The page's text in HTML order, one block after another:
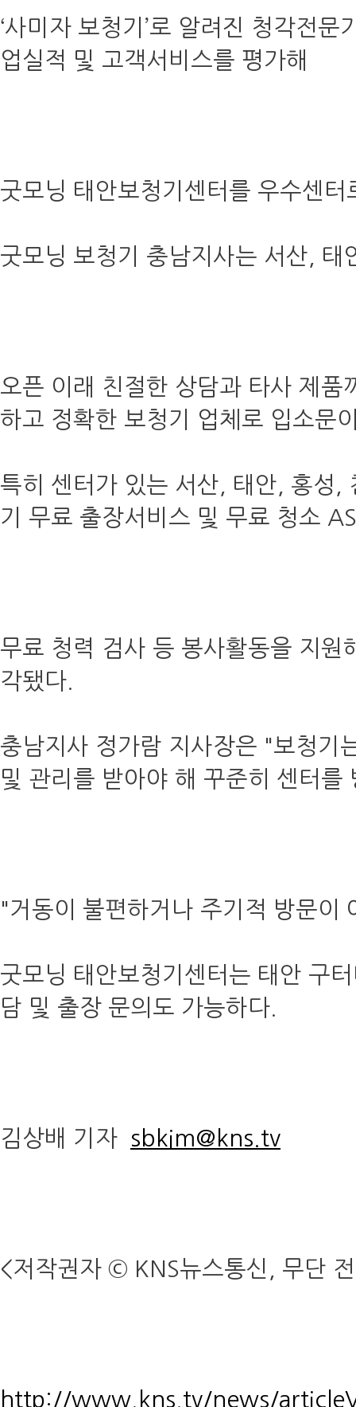
‘사미자 보청기’로 알려진 청각전
업실적 및 고객서비스를 평가해
굿모닝 태안보청기센터를 우수센
굿모닝 보청기 충남지사는 서산,
오픈 이래 친절한 상담과 타사 제
하고 정확한 보청기 업체로 입소문
특히 센터가 있는 서산, 태안, 홍성,
기 무료 출장서비스 및 무료 청소
무료 청력 검사 등 봉사활동을 지
각됐다.
충남지사 정가람 지사장은 "보청기
및 관리를 받아야 해 꾸준히 센터를
"거동이 불편하거나 주기적 방문이
굿모닝 태안보청기센터는 태안 구
담 및 출장 문의도 가능하다.
김상배 기자 sbkim@kns.tv
<저작권자 © KNS뉴스통신, 무단
http://www.kns.tv/news/